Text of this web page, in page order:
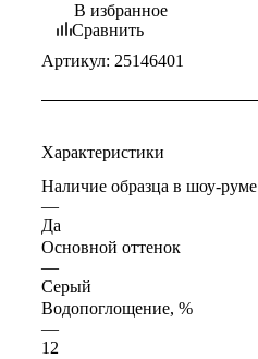
В избранное
Сравнить
Артикул: 25146401
Характеристики
Наличие образца в шоу-руме
—
Да
Основной оттенок
—
Серый
Водопоглощение, %
—
12